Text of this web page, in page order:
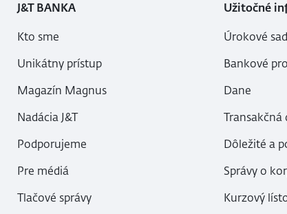
J&T BANKA
Kto sme
Unikátny prístup
Magazín Magnus
Nadácia J&T
Podporujeme
Pre médiá
Tlačové správy
Užitočné
Úrokové
Bankové
Dane
Transakčná
Dôležité a
Správy o
Kurzový